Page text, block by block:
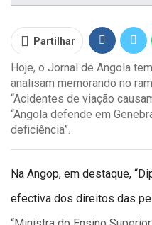
Partilhar
Hoje, o Jornal de Angola
analisam memorando no
“Acidentes de viação
“Angola defende em
deficiência”.
Na Angop, em destaque,
efectiva dos direitos das